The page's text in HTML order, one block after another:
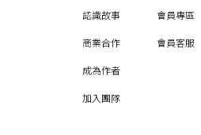
認識故事
商業合作
成為作者
加入團隊
會員專區
會員客服